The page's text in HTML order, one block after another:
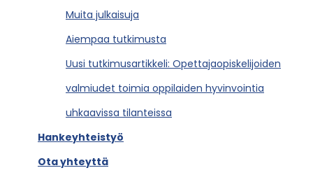
Muita julkaisuja
Aiempaa tutkimusta
Uusi tutkimusartikkeli: Opettajaopiskelijoiden
valmiudet toimia oppilaiden hyvinvointia
uhkaavissa tilanteissa
Hankeyhteistyö
Ota yhteyttä